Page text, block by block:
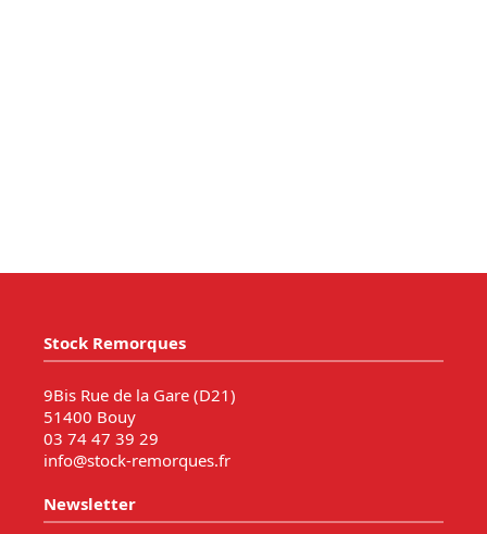
Stock Remorques
9Bis Rue de la Gare (D21)
51400 Bouy
03 74 47 39 29
info@stock-remorques.fr
Newsletter